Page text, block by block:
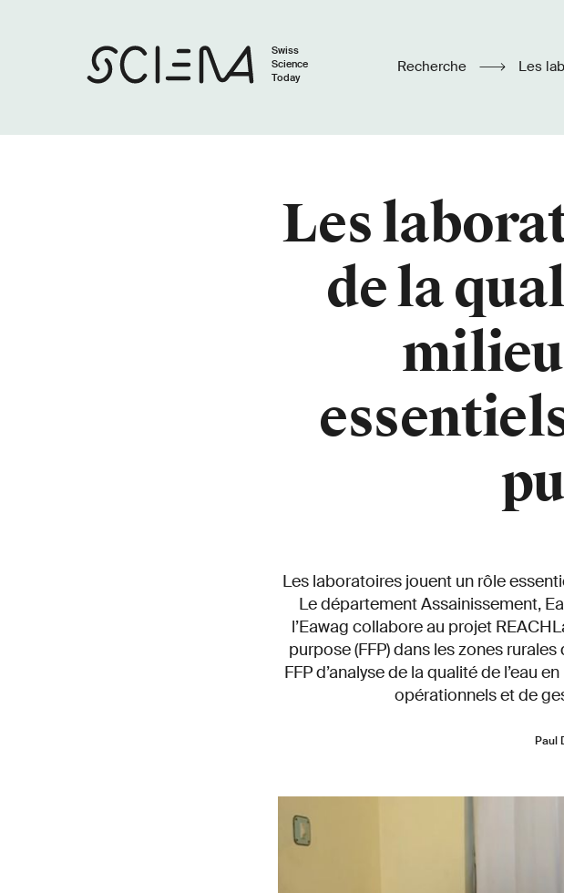
Swiss
Science
Today
Recherche
Les
de la
Les laboratoires jouent un rôle
Le département Assainissement,
l’Eawag collabore au projet
purpose (FFP) dans les zones
FFP d’analyse de la qualité de l’eau
opérationnels et de
Paul